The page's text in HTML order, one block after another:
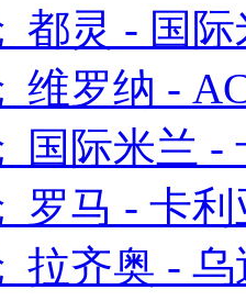
都灵 - 国
维罗纳 -
国际米兰 -
罗马 - 卡
拉齐奥 -